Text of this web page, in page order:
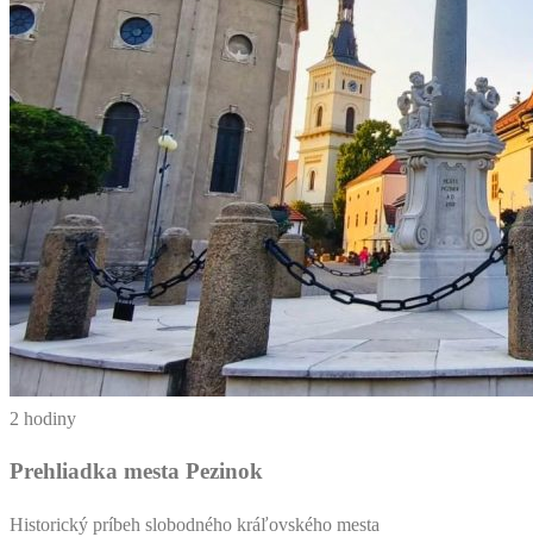
2 hodiny
Prehliadka mesta Pezinok
Historický príbeh slobodného kráľovského mesta